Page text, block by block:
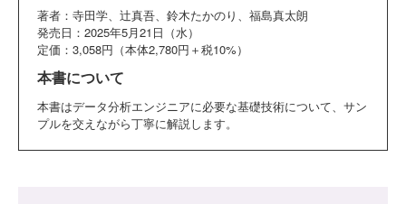
著者：寺田学、辻真吾、鈴木たかのり、福島真太朗
発売日：2025年5月21日（水）
定価：3,058円（本体2,780円＋税10%）
本書について
本書はデータ分析エンジニアに必要な基礎技術について、サン
プルを交えながら丁寧に解説します。